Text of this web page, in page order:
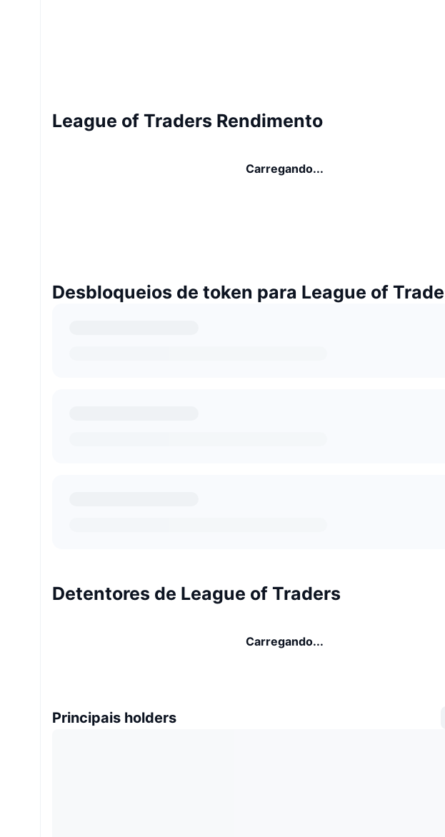
League of Traders Rendimento
Carregando...
Desbloqueios de token para League of
Detentores de League of Traders
Carregando...
Principais holders